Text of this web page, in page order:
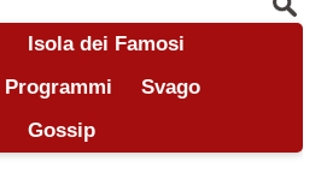
Isola dei Famosi
Programmi
Svago
Gossip